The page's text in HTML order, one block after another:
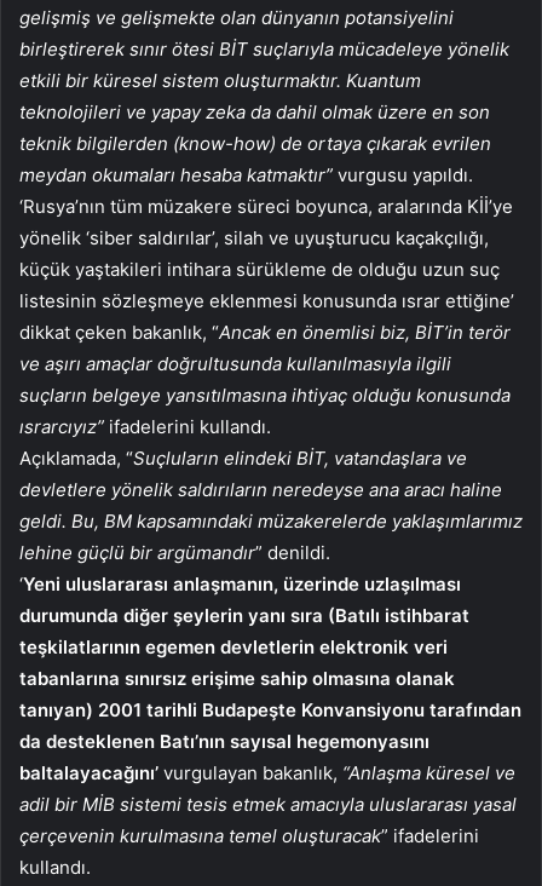
gelişmiş ve gelişmekte olan dünyanın potansiyelini
birleştirerek sınır ötesi BİT suçlarıyla mücadeleye yönelik
etkili bir küresel sistem oluşturmaktır. Kuantum
teknolojileri ve yapay zeka da dahil olmak üzere en son
teknik bilgilerden (know-how) de ortaya çıkarak evrilen
meydan okumaları hesaba katmaktır” vurgusu yapıldı.
‘Rusya’nın tüm müzakere süreci boyunca, aralarında Kİİ’ye
yönelik ‘siber saldırılar’, silah ve uyuşturucu kaçakçılığı,
küçük yaştakileri intihara sürükleme de olduğu uzun suç
listesinin sözleşmeye eklenmesi konusunda ısrar ettiğine’
dikkat çeken bakanlık, “Ancak en önemlisi biz, BİT’in terör
ve aşırı amaçlar doğrultusunda kullanılmasıyla ilgili
suçların belgeye yansıtılmasına ihtiyaç olduğu konusunda
ısrarcıyız” ifadelerini kullandı.
Açıklamada, “Suçluların elindeki BİT, vatandaşlara ve
devletlere yönelik saldırıların neredeyse ana aracı haline
geldi. Bu, BM kapsamındaki müzakerelerde yaklaşımlarımız
lehine güçlü bir argümandır” denildi.
‘Yeni uluslararası anlaşmanın, üzerinde uzlaşılması
durumunda diğer şeylerin yanı sıra (Batılı istihbarat
teşkilatlarının egemen devletlerin elektronik veri
tabanlarına sınırsız erişime sahip olmasına olanak
tanıyan) 2001 tarihli Budapeşte Konvansiyonu tarafından
da desteklenen Batı’nın sayısal hegemonyasını
baltalayacağını’ vurgulayan bakanlık, “Anlaşma küresel ve
adil bir MİB sistemi tesis etmek amacıyla uluslararası yasal
çerçevenin kurulmasına temel oluşturacak” ifadelerini
kullandı.